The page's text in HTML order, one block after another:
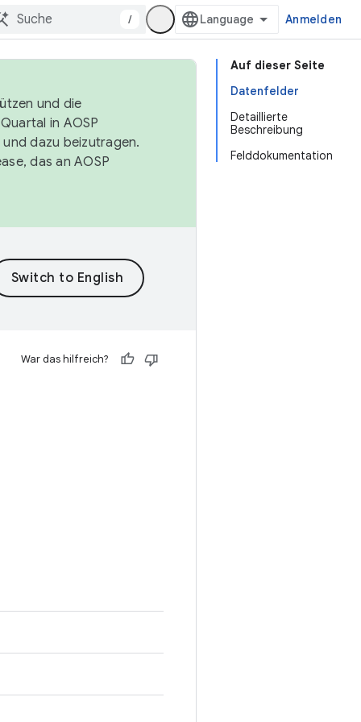
/ Anmelden
Auf dieser Seite
Datenfelder
Detaillierte
Beschreibung
Felddokumentation
und die
in AOSP
und dazu beizutragen.
das an AOSP
War das hilfreich?